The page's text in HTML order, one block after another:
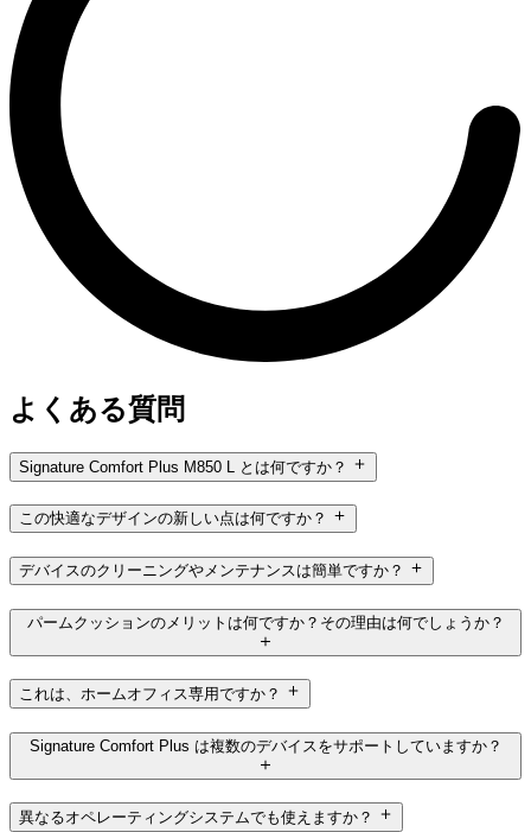
よくある質問
Signature Comfort Plus M850 L とは何ですか？
この快適なデザインの新しい点は何ですか？
デバイスのクリーニングやメンテナンスは簡単ですか？
パームクッションのメリットは何ですか？その理由は何でしょうか？
これは、ホームオフィス専用ですか？
Signature Comfort Plus は複数のデバイスをサポートしていますか？
異なるオペレーティングシステムでも使えますか？